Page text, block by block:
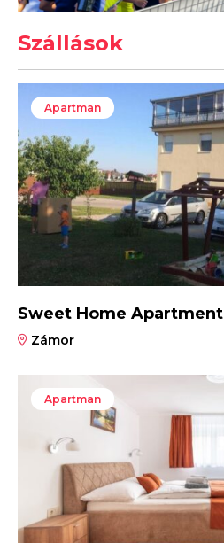
Szállások
Apartman
Sweet Home Apartment
Zámor
Apartman